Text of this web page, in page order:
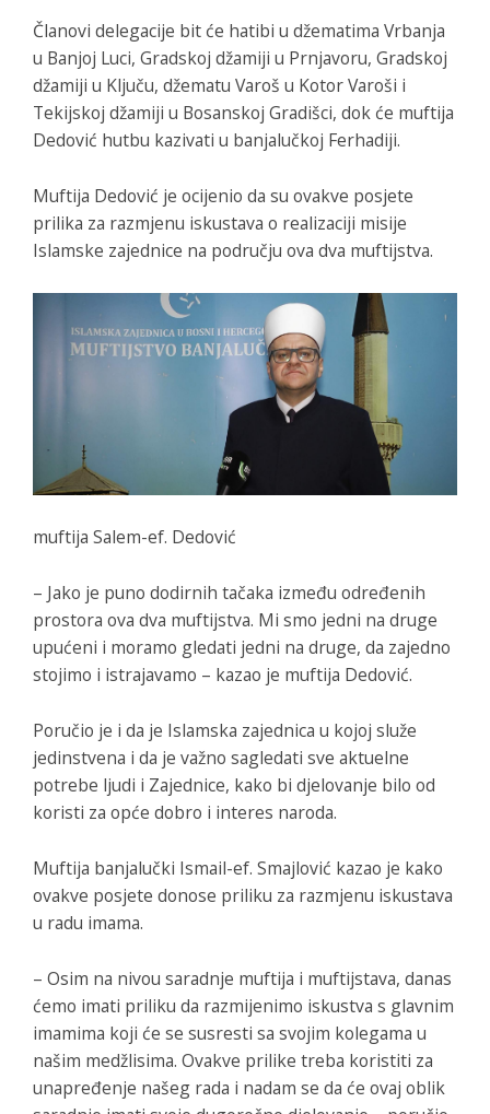
Članovi delegacije bit će hatibi u džematima Vrbanja
u Banjoj Luci, Gradskoj džamiji u Prnjavoru, Gradskoj
džamiji u Ključu, džematu Varoš u Kotor Varoši i
Tekijskoj džamiji u Bosanskoj Gradišci, dok će muftija
Dedović hutbu kazivati u banjalučkoj Ferhadiji.
Muftija Dedović je ocijenio da su ovakve posjete
prilika za razmjenu iskustava o realizaciji misije
Islamske zajednice na području ova dva muftijstva.
muftija Salem-ef. Dedović
– Jako je puno dodirnih tačaka između određenih
prostora ova dva muftijstva. Mi smo jedni na druge
upućeni i moramo gledati jedni na druge, da zajedno
stojimo i istrajavamo – kazao je muftija Dedović.
Poručio je i da je Islamska zajednica u kojoj služe
jedinstvena i da je važno sagledati sve aktuelne
potrebe ljudi i Zajednice, kako bi djelovanje bilo od
koristi za opće dobro i interes naroda.
Muftija banjalučki Ismail-ef. Smajlović kazao je kako
ovakve posjete donose priliku za razmjenu iskustava
u radu imama.
– Osim na nivou saradnje muftija i muftijstava, danas
ćemo imati priliku da razmijenimo iskustva s glavnim
imamima koji će se susresti sa svojim kolegama u
našim medžlisima. Ovakve prilike treba koristiti za
unapređenje našeg rada i nadam se da će ovaj oblik